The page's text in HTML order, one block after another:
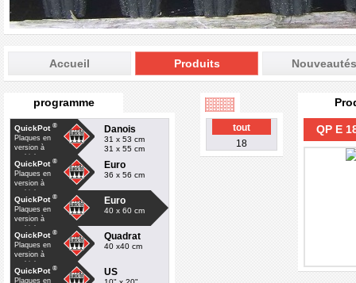
Accueil Produits Nouveautés
programme
QuickPot ®
Plaques en
version à
multiple
Danois
31 x 53 cm
31 x 55 cm
QuickPot ®
Plaques en
version à
multiple
Euro
36 x 56 cm
QuickPot ®
Plaques en
version à
multiple
Euro
40 x 60 cm
QuickPot ®
Plaques en
version à
multiple
Quadrat
40 x40 cm
QuickPot ®
Plaques en
US
tout
18
QP E